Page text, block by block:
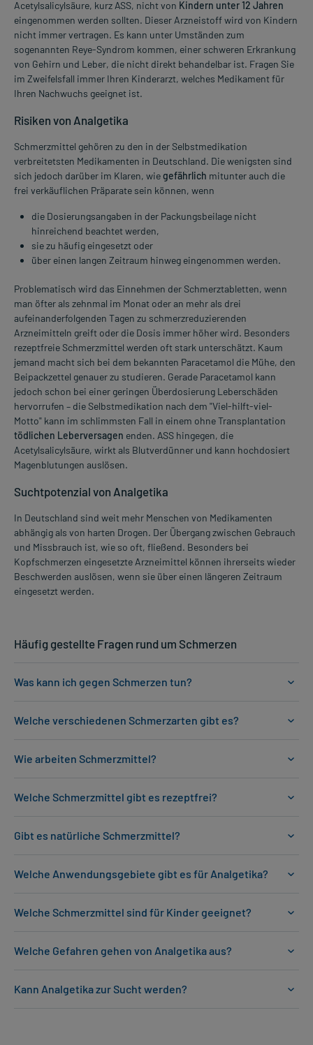
Acetylsalicylsäure, kurz ASS, nicht von Kindern unter 12 Jahren
eingenommen werden sollten. Dieser Arzneistoff wird von Kindern
nicht immer vertragen. Es kann unter Umständen zum
sogenannten Reye-Syndrom kommen, einer schweren Erkrankung
von Gehirn und Leber, die nicht direkt behandelbar ist. Fragen Sie
im Zweifelsfall immer Ihren Kinderarzt, welches Medikament für
Ihren Nachwuchs geeignet ist.
Risiken von Analgetika
Schmerzmittel gehören zu den in der Selbstmedikation
verbreitetsten Medikamenten in Deutschland. Die wenigsten sind
sich jedoch darüber im Klaren, wiegefährlich mitunter auch die
frei verkäuflichen Präparate sein können, wenn
die Dosierungsangaben in der Packungsbeilage nicht
hinreichend beachtet werden,
sie zu häufig eingesetzt oder
über einen langen Zeitraum hinweg eingenommen werden.
Problematisch wird das Einnehmen der Schmerztabletten, wenn
man öfter als zehnmal im Monat oder an mehr als drei
aufeinanderfolgenden Tagen zu schmerzreduzierenden
Arzneimitteln greift oder die Dosis immer höher wird. Besonders
rezeptfreie Schmerzmittel werden oft stark unterschätzt. Kaum
jemand macht sich bei dem bekannten Paracetamol die Mühe, den
Beipackzettel genauer zu studieren. Gerade Paracetamol kann
jedoch schon bei einer geringen Überdosierung Leberschäden
hervorrufen – die Selbstmedikation nach dem "Viel-hilft-viel-
Motto" kann im schlimmsten Fall in einem ohne Transplantation
tödlichen Leberversagen enden. ASS hingegen, die
Acetylsalicylsäure, wirkt als Blutverdünner und kann hochdosiert
Magenblutungen auslösen.
Suchtpotenzial von Analgetika
In Deutschland sind weit mehr Menschen von Medikamenten
abhängig als von harten Drogen. Der Übergang zwischen Gebrauch
und Missbrauch ist, wie so oft, fließend. Besonders bei
Kopfschmerzen eingesetzte Arzneimittel können ihrerseits wieder
Beschwerden auslösen, wenn sie über einen längeren Zeitraum
eingesetzt werden.
Häufig gestellte Fragen rund um Schmerzen
Was kann ich gegen Schmerzen tun?
Welche verschiedenen Schmerzarten gibt es?
Wie arbeiten Schmerzmittel?
Welche Schmerzmittel gibt es rezeptfrei?
Gibt es natürliche Schmerzmittel?
Welche Anwendungsgebiete gibt es für Analgetika?
Welche Schmerzmittel sind für Kinder geeignet?
Welche Gefahren gehen von Analgetika aus?
Kann Analgetika zur Sucht werden?